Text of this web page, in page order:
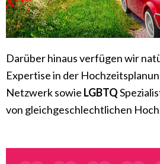
Darüber hinaus verfügen wir
Expertise in der
Netzwerk sowie LGBTQ
von gleichgeschlechtlichen